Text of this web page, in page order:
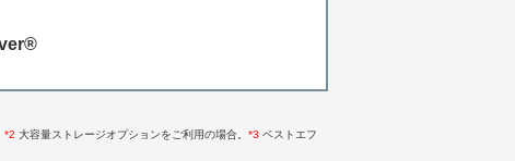
*2 大容量ストレージオプションをご利用の場合。 *3 ベストエフ